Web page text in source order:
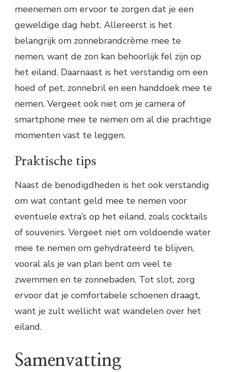
meenemen om ervoor te zorgen dat je een
geweldige dag hebt. Allereerst is het
belangrijk om zonnebrandcrème mee te
nemen, want de zon kan behoorlijk fel zijn op
het eiland. Daarnaast is het verstandig om een
hoed of pet, zonnebril en een handdoek mee te
nemen. Vergeet ook niet om je camera of
smartphone mee te nemen om al die prachtige
momenten vast te leggen.
Praktische tips
Naast de benodigdheden is het ook verstandig
om wat contant geld mee te nemen voor
eventuele extra’s op het eiland, zoals cocktails
of souvenirs. Vergeet niet om voldoende water
mee te nemen om gehydrateerd te blijven,
vooral als je van plan bent om veel te
zwemmen en te zonnebaden. Tot slot, zorg
ervoor dat je comfortabele schoenen draagt,
want je zult wellicht wat wandelen over het
eiland.
Samenvatting